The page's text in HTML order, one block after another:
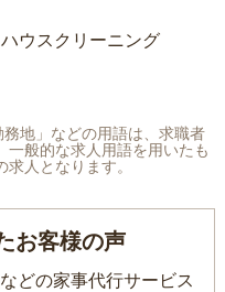
ウスクリーニング
地」などの用語は、求職者
一般的な求人用語を用いたも
人となります。
お客様の声
どの家事代行サービス